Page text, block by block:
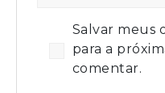
Salvar meus
para a
comentar.